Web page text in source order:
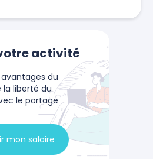
activité
du
la liberté du
le portage
mon salaire